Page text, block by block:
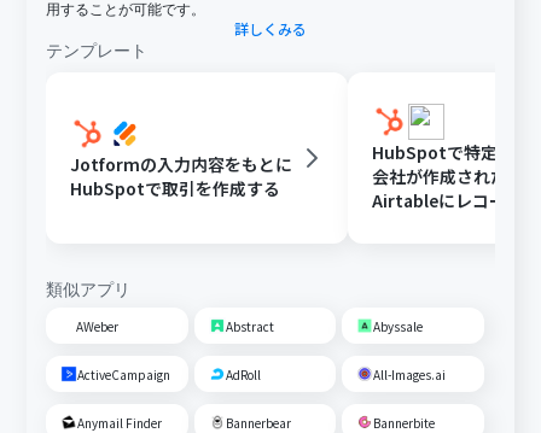
用することが可能です。
詳しくみる
テンプレート
Jotformの入力内容をもとに
HubSpotで取引を作成する
HubSpotで特定条件
会社が作成されたら、
Airtableにレコード
類似アプリ
AWeber Abstract Abyssale
ActiveCampaign AdRoll All-Images.ai
Anymail Finder Bannerbear Bannerbite